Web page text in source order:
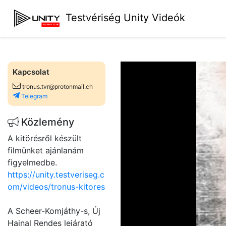
Testvériség Unity Videók
Kapcsolat
tronus.tvr@protonmail.ch
Telegram
Közlemény
A kitörésről készült
filmünket ajánlanám
figyelmedbe.
https://unity.testveriseg.c
om/videos/tronus-kitores
A Scheer-Komjáthy-s, Új
Hajnal Rendes lejárató